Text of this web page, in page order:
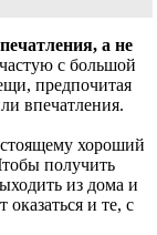
а не
с большой
предпочитая
впечатления.
хороший
получить
из дома и
и те, с